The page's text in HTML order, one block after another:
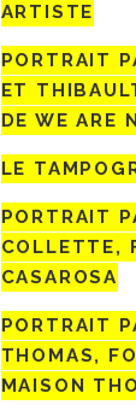
ARTISTE
PORTRAIT
ET
DE WE ARE
LE
PORTRAIT
COLLETTE,
CASAROSA
PORTRAIT
THOMAS,
MAISON